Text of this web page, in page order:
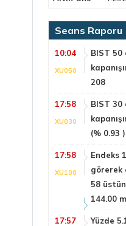
Seans Raporu
10:04
XU050
BIST 50
208
17:58
XU030
BIST 30
(% 0.93
17:58
XU100
Endeks
görerek
58
144.00
17:57
Yüzde